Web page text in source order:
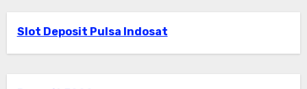
Slot Deposit Pulsa Indosat